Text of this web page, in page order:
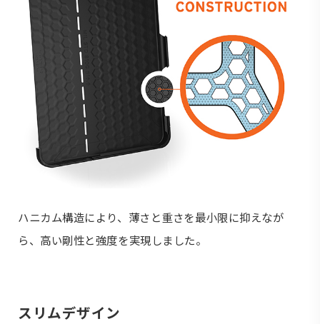
ハニカム構造により、薄さと重さを最小限に抑えなが
ら、高い剛性と強度を実現しました。
スリムデザイン